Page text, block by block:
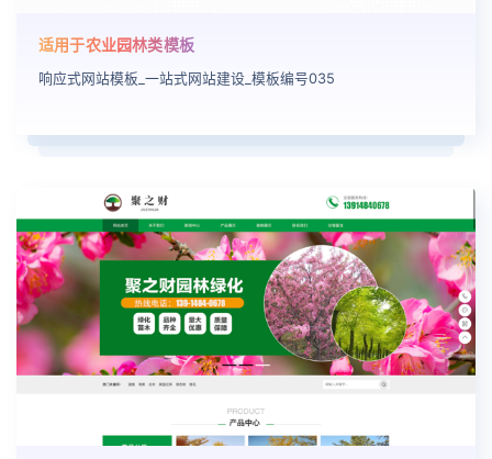
适用于农业园林类模板
响应式网站模板_一站式网站建设_模板编号035